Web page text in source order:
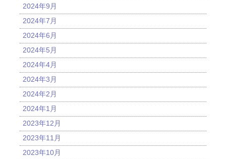
2024年9月
2024年7月
2024年6月
2024年5月
2024年4月
2024年3月
2024年2月
2024年1月
2023年12月
2023年11月
2023年10月